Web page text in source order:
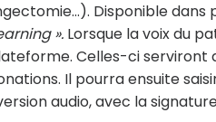
Disponible dans
». Lorsque la voix du
Celles-ci
Il pourra ensuite
audio, avec la